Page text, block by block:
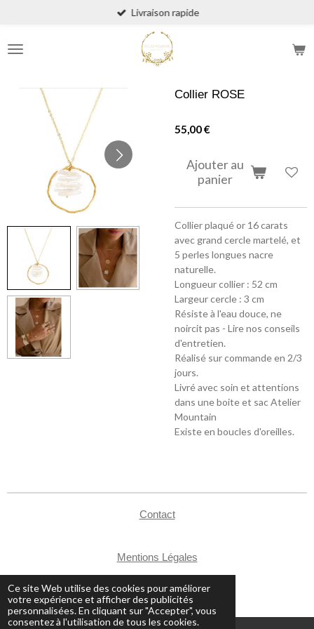
Ce site Web utilise des cookies pour améliorer
votre expérience et afficher des publicités
personnalisées. En cliquant sur "Accepter", vous
consentez à l'utilisation de tous les cookies.
contenu
principal
Livraison rapide
Collier ROSE
55,00 €
Ajouter au
panier
Collier plaqué or 16 carats
avec grand cercle martelé, et
5 perles longues nacre
naturelle.
Longueur collier : 52 cm
Largeur cercle : 3 cm
Résiste à l'eau douce, ne
noircit pas - Lire nos conseils
d'entretien.
Réalisé sur commande en 2/3
jours.
Livré avec soin et attentions
dans une boite et sac Atelier
Mountain
Existe en boucles d'oreilles.
Contact
Mentions Légales
© 2024 - 2026 Atelier Mountain